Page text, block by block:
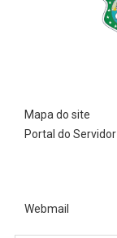
Mapa do site
Portal do Servidor
Webmail